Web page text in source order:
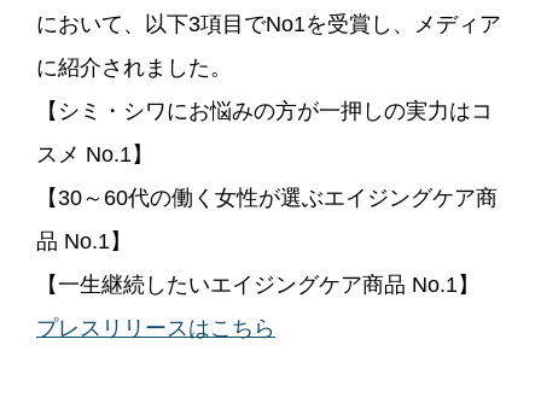
において、以下3項目でNo1を受賞し、メディア
に紹介されました。
【シミ・シワにお悩みの方が一押しの実力はコ
スメ No.1】
【30～60代の働く女性が選ぶエイジングケア商
品 No.1】
【一生継続したいエイジングケア商品 No.1】
プレスリリースはこちら